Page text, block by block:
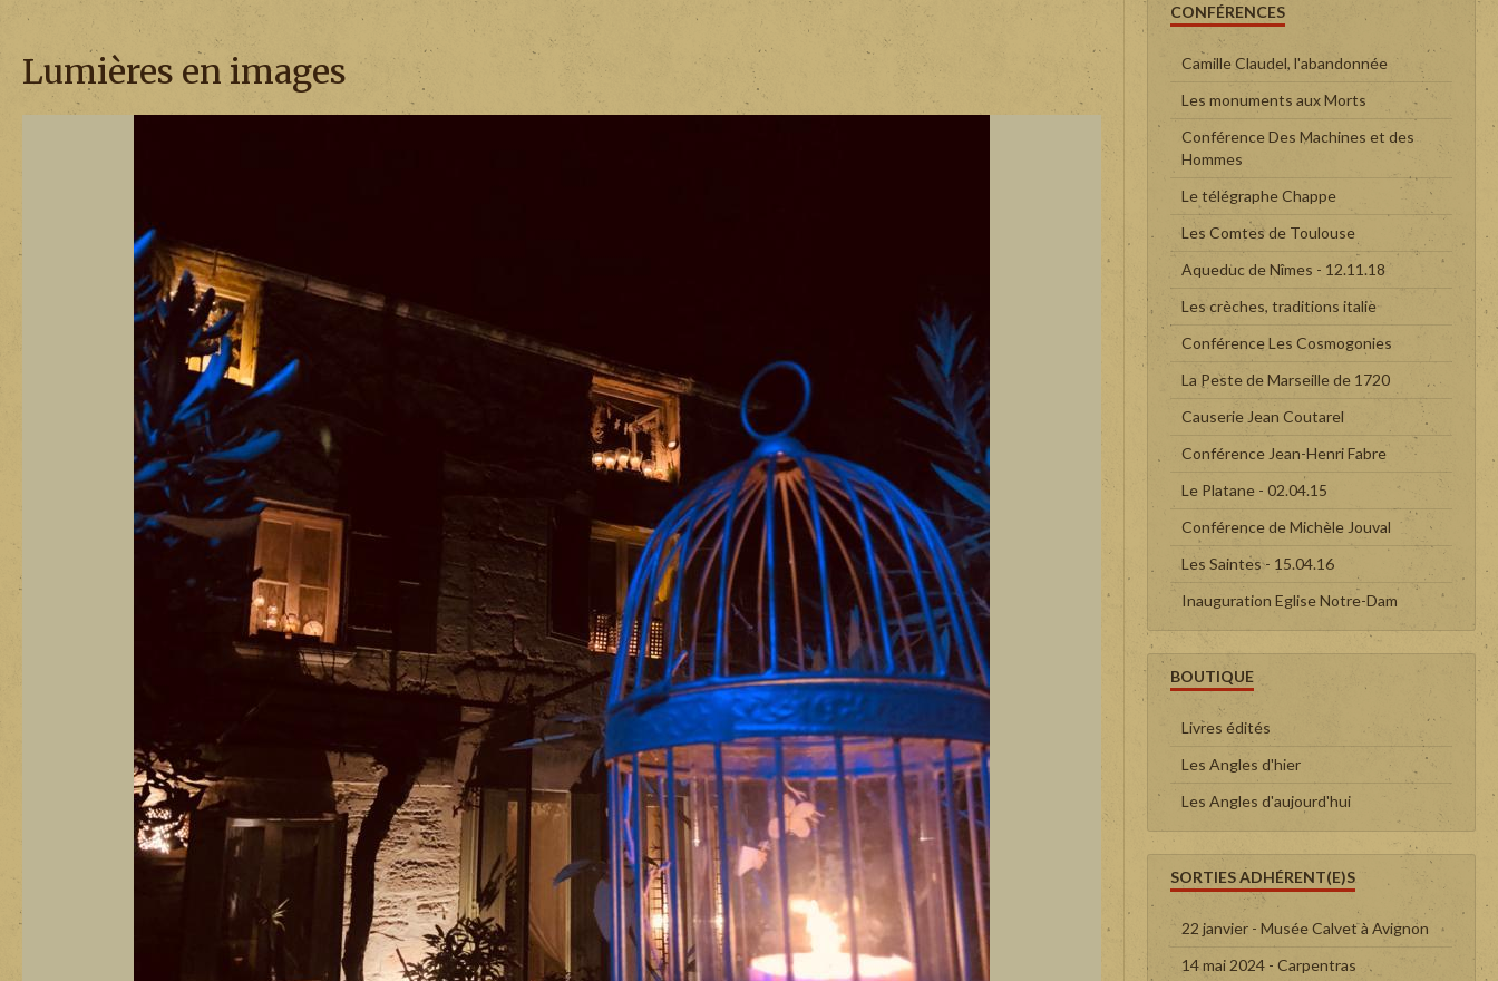
Lumières en images
CONFÉRENCES
Camille Claudel, l'abandonnée
Les monuments aux Morts
Conférence Des Machines et des
Hommes
Le télégraphe Chappe
Les Comtes de Toulouse
Aqueduc de Nîmes - 12.11.18
Les crèches, traditions italie
Conférence Les Cosmogonies
La Peste de Marseille de 1720
Causerie Jean Coutarel
Conférence Jean-Henri Fabre
Le Platane - 02.04.15
Conférence de Michèle Jouval
Les Saintes - 15.04.16
Inauguration Eglise Notre-Dam
BOUTIQUE
Livres édités
Les Angles d'hier
Les Angles d'aujourd'hui
SORTIES ADHÉRENT(E)S
22 janvier - Musée Calvet à Avignon
14 mai 2024 - Carpentras